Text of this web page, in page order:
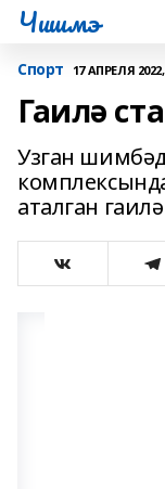
Чишмэ
Спорт 17 АПРЕЛЯ 2022,
Гаилә
Узган
аталган